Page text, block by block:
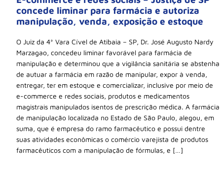
concede liminar para farmácia e autoriza
manipulação, venda, exposição e estoque
O Juiz da 4ª Vara Cível de Atibaia – SP, Dr. José Augusto Nardy
Marzagao, concedeu liminar favorável para farmácia de
manipulação e determinou que a vigilância sanitária se abstenha
de autuar a farmácia em razão de manipular, expor à venda,
entregar, ter em estoque e comercializar, inclusive por meio de
e-commerce e redes sociais, produtos e medicamentos
magistrais manipulados isentos de prescrição médica. A farmácia
de manipulação localizada no Estado de São Paulo, alegou, em
suma, que é empresa do ramo farmacêutico e possui dentre
suas atividades econômicas o comércio varejista de produtos
farmacêuticos com a manipulação de fórmulas, e […]